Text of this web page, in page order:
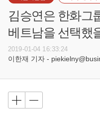
김승연은 한화그
베트남을 선택했
2019-01-04 16:33:24
이한재 기자 -